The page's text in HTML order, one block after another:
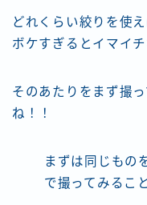
どれくらい絞りを使
ボケすぎるとイマイ
そのあたりをまず撮
ね！！
まずは同じもの
で撮ってみるこ